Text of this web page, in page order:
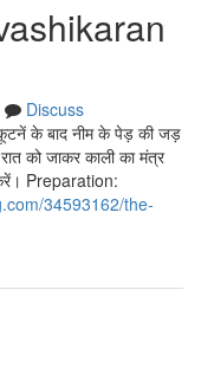
Discuss
कूटनें के बाद नीम के पेड़ की जड़
को जाकर काली का मंत्र
Preparation:
34593162/the-